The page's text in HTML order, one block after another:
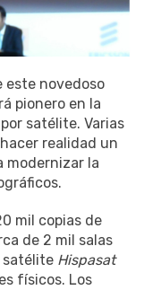
este novedoso
pionero en la
satélite. Varias
realidad un
modernizar la
mil copias de
de 2 mil salas
satélite Hispasat
físicos. Los